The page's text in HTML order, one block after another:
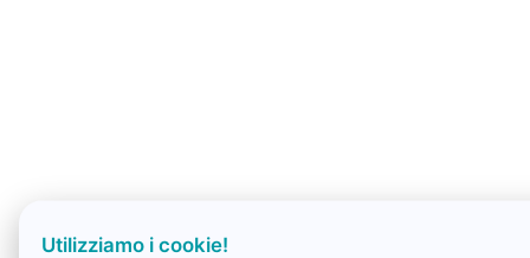
Utilizziamo i cookie!